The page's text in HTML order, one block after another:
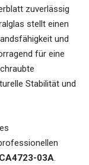
zuverlässig
stellt einen
und
für eine
Stabilität und
03A